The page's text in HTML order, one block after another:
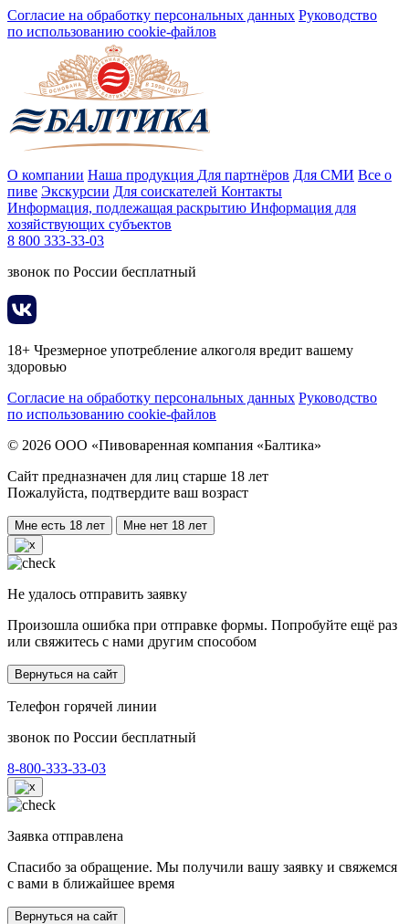
Согласие на обработку персональных данных Руководство
по использованию cookie-файлов
О компании Наша продукция Для партнёров Для СМИ Все о
пиве Экскурсии Для соискателей Контакты
Информация, подлежащая раскрытию Информация для
хозяйствующих субъектов
8 800 333-33-03
звонок по России бесплатный
18+ Чрезмерное употребление алкоголя вредит вашему
здоровью
Согласие на обработку персональных данных Руководство
по использованию cookie-файлов
© 2026 ООО «Пивоваренная компания «Балтика»
Сайт предназначен для лиц старше 18 лет
Пожалуйста, подтвердите ваш возраст
Мне есть 18 лет Мне нет 18 лет
Не удалось отправить заявку
Произошла ошибка при отправке формы. Попробуйте ещё раз
или свяжитесь с нами другим способом
Вернуться на сайт
Телефон горячей линии
звонок по России бесплатный
8-800-333-33-03
Заявка отправлена
Спасибо за обращение. Мы получили вашу заявку и свяжемся
с вами в ближайшее время
Вернуться на сайт